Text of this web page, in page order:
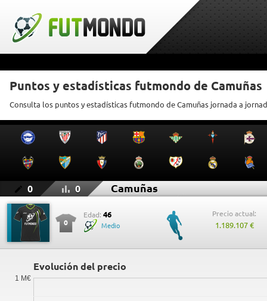
Puntos y estadísticas futmondo de Camuñas
Consulta los puntos y estadísticas futmondo de Camuñas jornada a
0 0 Camuñas
0
Edad: 46
Medio
Precio actual:
1.189.107 €
Evolución del precio
1 M€